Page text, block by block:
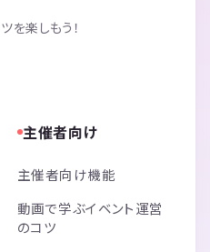
を楽しもう！
主催者向け
主催者向け機能
動画で学ぶイベント運営
のコツ